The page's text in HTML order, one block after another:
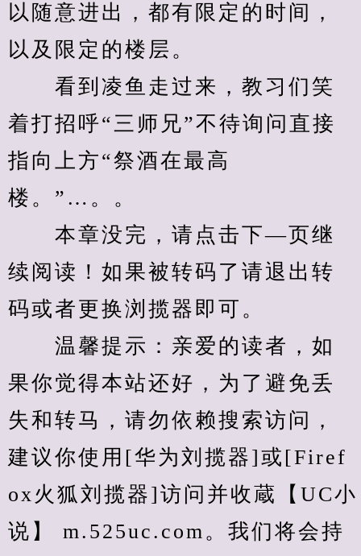
以随意进出，都有限定的时间，
以及限定的楼层。
看到凌鱼走过来，教习们笑
着打招呼“三师兄”不待询问直接
指向上方“祭酒在最高
楼。”…。。
本章没完，请点击下—页继
续阅读！如果被转码了请退出转
码或者更换浏揽器即可。
温馨提示：亲爱的读者，如
果你觉得本站还好，为了避免丢
失和转马，请勿依赖搜索访问，
建议你使用[华为刘揽器]或[Firef
ox火狐刘揽器]访问并收蔵【UC小
说】 m.525uc.com。我们将会持